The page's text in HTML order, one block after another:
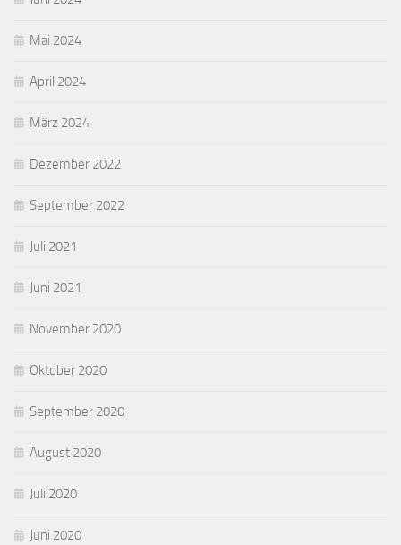
Mai 2024
April 2024
März 2024
Dezember 2022
September 2022
Juli 2021
Juni 2021
November 2020
Oktober 2020
September 2020
August 2020
Juli 2020
Juni 2020